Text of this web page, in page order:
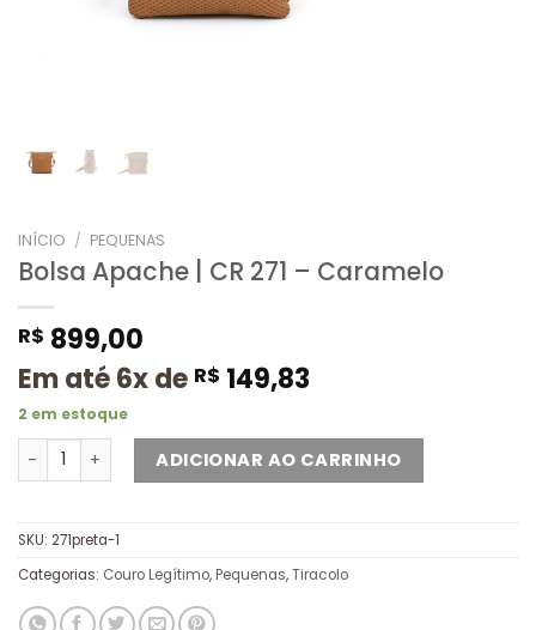
INÍCIO / PEQUENAS
Bolsa Apache | CR 271 – Caramelo
R$ 899,00
Em até 6x de R$ 149,83
2 em estoque
ADICIONAR AO CARRINHO
SKU: 271preta-1
Categorias: Couro Legítimo, Pequenas,Tiracolo